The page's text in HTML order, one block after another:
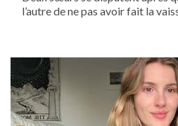
l’autre de ne pas avoir fait la